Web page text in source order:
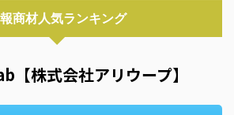
商材人気ランキング
【株式会社アリウープ】